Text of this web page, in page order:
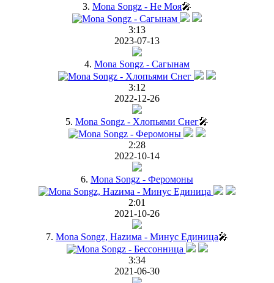
3. Mona Songz - Не Моя🎤
3:13
2023-07-13
4. Mona Songz - Сагынам
3:12
2022-12-26
5. Mona Songz - Хлопьями Снег🎤
2:28
2022-10-14
6. Mona Songz - Феромоны
2:01
2021-10-26
7. Mona Songz, Hazима - Минус Единица🎤
3:34
2021-06-30